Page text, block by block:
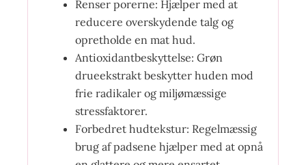
Renser porerne: Hjælper med at
reducere overskydende talg og
opretholde en mat hud.
Antioxidantbeskyttelse: Grøn
drueekstrakt beskytter huden mod
frie radikaler og miljømæssige
stressfaktorer.
Forbedret hudtekstur: Regelmæssig
brug af padsene hjælper med at opnå